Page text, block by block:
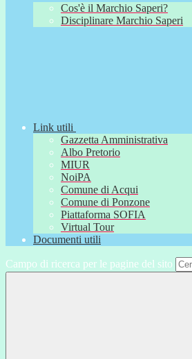
Cos'è il Marchio Saperi?
Disciplinare Marchio Saperi
Link utili
Gazzetta Amministrativa
Albo Pretorio
MIUR
NoiPA
Comune di Acqui
Comune di Ponzone
Piattaforma SOFIA
Virtual Tour
Documenti utili
Campo di ricerca per le pagine del sito